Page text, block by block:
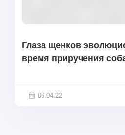
Глаза щенков
время приручения
06.04.22